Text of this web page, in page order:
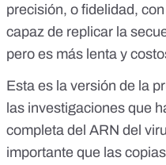
precisión, o fidelidad,
capaz de replicar la
pero es más lenta y
Esta es la versión de la
las investigaciones que
completa del ARN del
importante que las